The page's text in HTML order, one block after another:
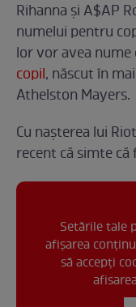
Rihanna și A$AP
numelui pentru
lor vor avea nume
copil, născut în
Athelston Mayers.
Cu nașterea lui
recent că simte
Setările tale
afișarea
să accepți